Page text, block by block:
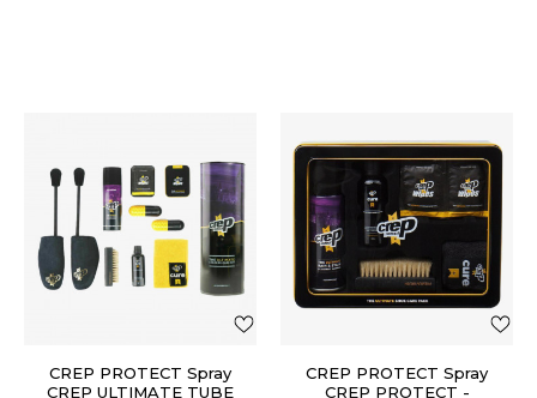
CREP PROTECT Spray
CREP ULTIMATE TUBE
CREP PROTECT Spray
CREP PROTECT -